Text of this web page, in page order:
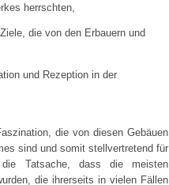
herrschten,
die von den Erbauern und
und Rezeption in der
die von diesen Gebäuen
sind und somit stellvertretend für
Tatsache, dass die meisten
die ihrerseits in vielen Fällen